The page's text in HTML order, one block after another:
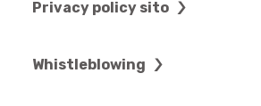
Privacy policy sito
Whistleblowing